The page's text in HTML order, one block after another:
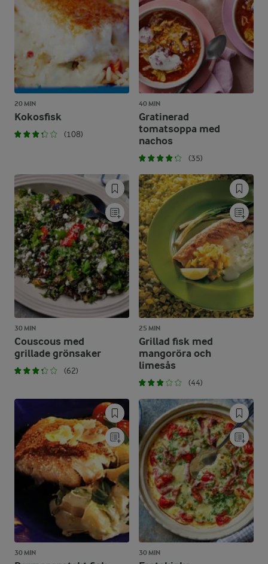
20 MIN
Kokosfisk
(108)
40 MIN
Gratinerad
tomatsoppa med
nachos
(35)
30 MIN
Couscous med
grillade grönsaker
(62)
25 MIN
Grillad fisk med
mangoröra och
limesås
(44)
30 MIN 30 MIN